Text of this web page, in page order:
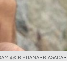
@CRISTIANARRIAGADAB